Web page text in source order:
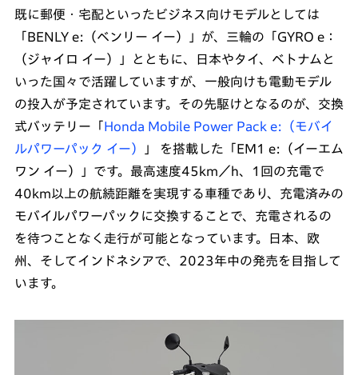
既に郵便・宅配といったビジネス向けモデルとしては
「BENLY e:（ベンリー イー）」が、三輪の「GYRO e：
（ジャイロ イー）」とともに、日本やタイ、ベトナムと
いった国々で活躍していますが、一般向けも電動モデル
の投入が予定されています。その先駆けとなるのが、交換
式バッテリー「
Honda Mobile Power Pack e:（モバイ
ルパワーパック イー）
」 を搭載した「EM1 e:（イーエム
ワン イー）」です。最高速度45km／h、1回の充電で
40km以上の航続距離を実現する車種であり、充電済みの
モバイルパワーパックに交換することで、充電されるの
を待つことなく走行が可能となっています。日本、欧
州、そしてインドネシアで、2023年中の発売を目指して
います。